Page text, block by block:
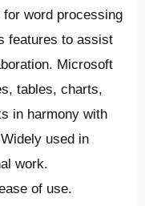
word processing
features to assist
Microsoft
tables, charts,
in harmony with
used in
work.
of use.